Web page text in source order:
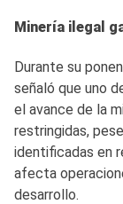
Minería ilegal
Durante su
señaló que uno
el avance de la
restringidas,
identificadas en
afecta
desarrollo.